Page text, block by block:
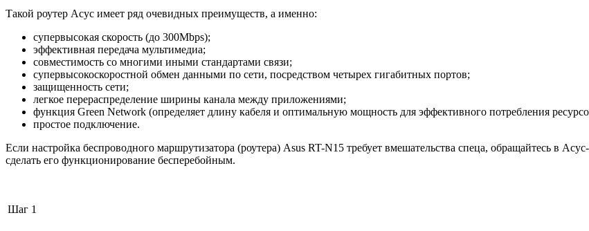
Такой роутер Асус имеет ряд очевидных преимуществ, а именно:
супервысокая скорость (до 300Mbps);
эффективная передача мультимедиа;
совместимость со многими иными стандартами связи;
супервысокоскоростной обмен данными по сети, посредством четырех гигабитных портов;
защищенность сети;
легкое перераспределение ширины канала между приложениями;
функция Green Network (определяет длину кабеля и оптимальную мощность для эффективного потребления
простое подключение.
Если настройка беспроводного маршрутизатора (роутера) Asus RT-N15 требует вмешательства спеца, обращайтесь в
сделать его функционирование бесперебойным.
Шаг 1